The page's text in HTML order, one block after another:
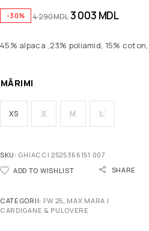
-30% 4 290MDL3 003 MDL
45% alpaca ,23% poliamid, 15%
MĂRIMI
XS S M L
SKU: GHIACCI 2525366151 007
ADD TO WISHLIST
SHARE
CATEGORII: FW 25, MAX MARA |
CARDIGANE & PULOVERE